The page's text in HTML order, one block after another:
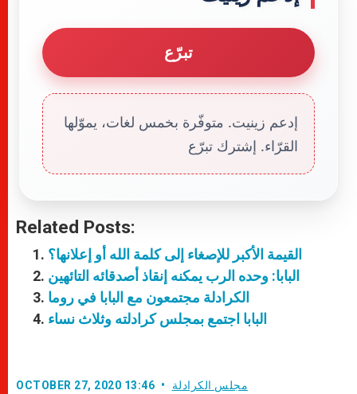
تبرّع
إدعم زينيت. متوفّرة بخمس لغات، يموّلها
القرّاء. إشترك تبرّع
Related Posts:
القيمة الأكبر للإصغاء إلى كلمة الله أو إعلانها؟
البابا: وحده الرب يمكنه إنقاذ أصدقائه التائهين
الكرادلة مجتمعون مع البابا في روما
البابا اجتمع بمجلس كرادلته وثلاث نساء
OCTOBER 27, 2020 13:46 مجلس الكرادلة